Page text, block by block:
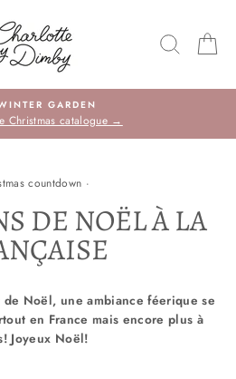
GARDEN
Christmas catalogue →
countdown ·
DE NOËL À LA
Noël, une ambiance féerique se
en France mais encore plus à
Joyeux Noël!